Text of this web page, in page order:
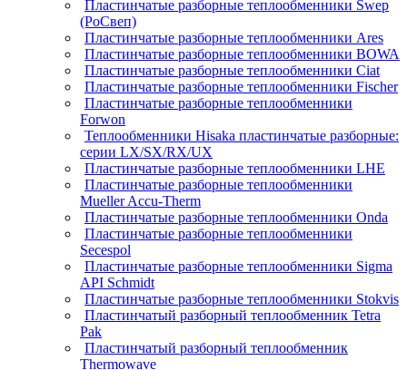
Пластинчатые разборные теплообменники Swep
(РоСвеп)
Пластинчатые разборные теплообменники Ares
Пластинчатые разборные теплообменники BOWA
Пластинчатые разборные теплообменники Ciat
Пластинчатые разборные теплообменники Fischer
Пластинчатые разборные теплообменники
Forwon
Теплообменники Hisaka пластинчатые разборные:
серии LX/SX/RX/UX
Пластинчатые разборные теплообменники LHE
Пластинчатые разборные теплообменники
Mueller Accu-Therm
Пластинчатые разборные теплообменники Onda
Пластинчатые разборные теплообменники
Secespol
Пластинчатые разборные теплообменники Sigma
API Schmidt
Пластинчатые разборные теплообменники Stokvis
Пластинчатый разборный теплообменник Tetra
Pak
Пластинчатый разборный теплообменник
Thermowave